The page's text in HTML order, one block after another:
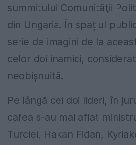
summitului Comunităţii
din Ungaria. În spațiul
serie de imagini de la
celor doi inamici,
neobișnuită.
Pe lângă cei doi lideri, în
cafea s-au mai aflat
Turciei, Hakan Fidan,